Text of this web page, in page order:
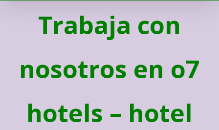
Trabaja con
nosotros en o7
hotels – hotel